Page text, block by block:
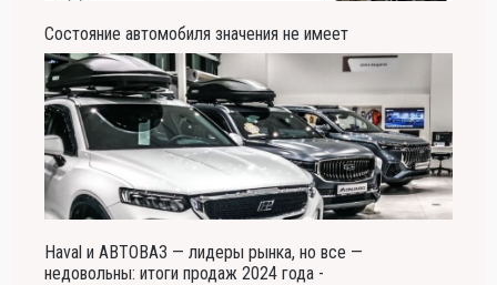
Состояние автомобиля значения не имеет
Haval и АВТОВАЗ — лидеры рынка, но все —
недовольны: итоги продаж 2024 года -